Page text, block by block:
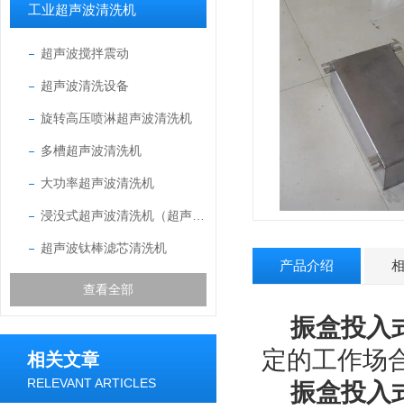
工业超声波清洗机
超声波搅拌震动
超声波清洗设备
旋转高压喷淋超声波清洗机
多槽超声波清洗机
大功率超声波清洗机
超声波钛棒滤芯清洗机
查看全部
相关文章
RELEVANT ARTICLES
产品介绍
振盒投入
定的工作场
振盒投入